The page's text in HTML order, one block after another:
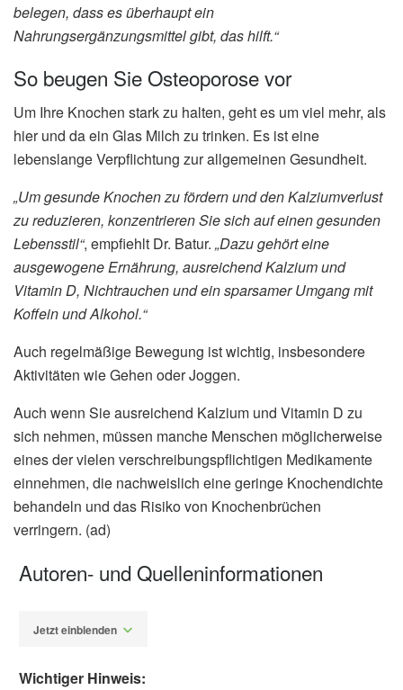
belegen, dass es überhaupt ein
Nahrungsergänzungsmittel gibt, das hilft.“
So beugen Sie Osteoporose vor
Um Ihre Knochen stark zu halten, geht es um viel mehr, als
hier und da ein Glas Milch zu trinken. Es ist eine
lebenslange Verpflichtung zur allgemeinen Gesundheit.
„Um gesunde Knochen zu fördern und den Kalziumverlust
zu reduzieren, konzentrieren Sie sich auf einen gesunden
Lebensstil“, empfiehlt Dr. Batur. „Dazu gehört eine
ausgewogene Ernährung, ausreichend Kalzium und
Vitamin D, Nichtrauchen und ein sparsamer Umgang mit
Koffein und Alkohol.“
Auch regelmäßige Bewegung ist wichtig, insbesondere
Aktivitäten wie Gehen oder Joggen.
Auch wenn Sie ausreichend Kalzium und Vitamin D zu
sich nehmen, müssen manche Menschen möglicherweise
eines der vielen verschreibungspflichtigen Medikamente
einnehmen, die nachweislich eine geringe Knochendichte
behandeln und das Risiko von Knochenbrüchen
verringern. (ad)
Autoren- und Quelleninformationen
Jetzt einblenden
Wichtiger Hinweis: